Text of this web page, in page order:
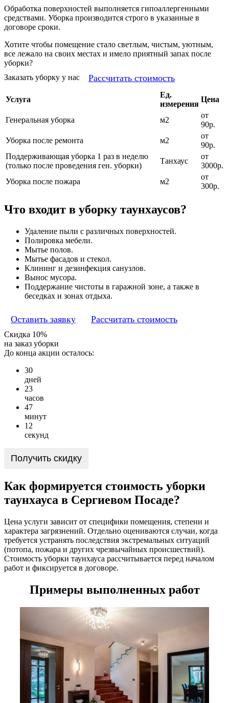
Обработка поверхностей выполняется гипоаллергенными
средствами. Уборка производится строго в указанные в
договоре сроки.
Хотите чтобы помещение стало светлым, чистым, уютным,
все лежало на своих местах и имело приятный запах после
уборки?
Заказать уборку у нас
Рассчитать стоимость
Услуга
Ед.
измерения
Цена
Генеральная уборка м2
от
90р.
Уборка после ремонта
м2
от
90р.
Поддерживающая уборка 1 раз в неделю
(только после проведения ген. уборки)
Танхаус
от
3000р.
Уборка после пожара
м2
от
300р.
Что входит в уборку таунхаусов?
Удаление пыли с различных поверхностей.
Полировка мебели.
Мытье полов.
Мытье фасадов и стекол.
Клининг и дезинфекция санузлов.
Вынос мусора.
Поддержание чистоты в гаражной зоне, а также в
беседках и зонах отдыха.
Оставить заявку Рассчитать стоимость
Скидка 10%
на заказ уборки
До конца акции осталось:
30
дней
23
часов
47
минут
1 2
секунд
Получить скидку
Как формируется стоимость уборки
таунхауса в Сергиевом Посаде?
Цена услуги зависит от специфики помещения, степени и
характера загрязнений. Отдельно оцениваются случаи, когда
требуется устранять последствия экстремальных ситуаций
(потопа, пожара и других чрезвычайных происшествий).
Стоимость уборки таунхауса рассчитывается перед началом
работ и фиксируется в договоре.
Примеры выполненных работ